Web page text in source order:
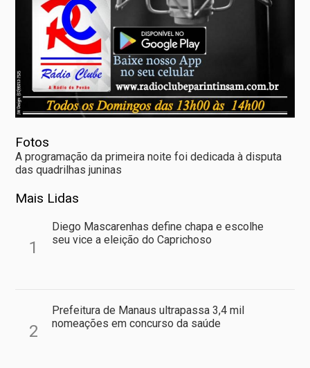
Fotos
A programação da primeira noite foi dedicada à disputa
das quadrilhas juninas
Mais Lidas
1
Diego Mascarenhas define chapa e escolhe
seu vice a eleição do Caprichoso
2
Prefeitura de Manaus ultrapassa 3,4 mil
nomeações em concurso da saúde